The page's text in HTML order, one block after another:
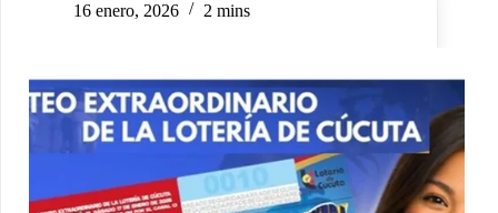
16 enero, 2026 2 mins